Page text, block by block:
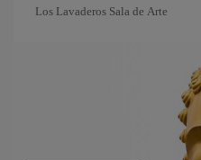
Los Lavaderos Sala de Arte